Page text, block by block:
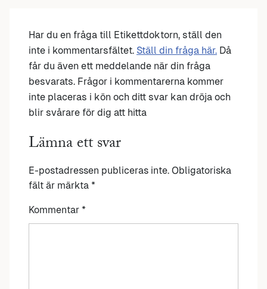
Har du en fråga till Etikettdoktorn, ställ den
inte i kommentarsfältet. Ställ din fråga här. Då
får du även ett meddelande när din fråga
besvarats. Frågor i kommentarerna kommer
inte placeras i kön och ditt svar kan dröja och
blir svårare för dig att hitta
Lämna ett svar
E-postadressen publiceras inte. Obligatoriska
fält är märkta *
Kommentar *